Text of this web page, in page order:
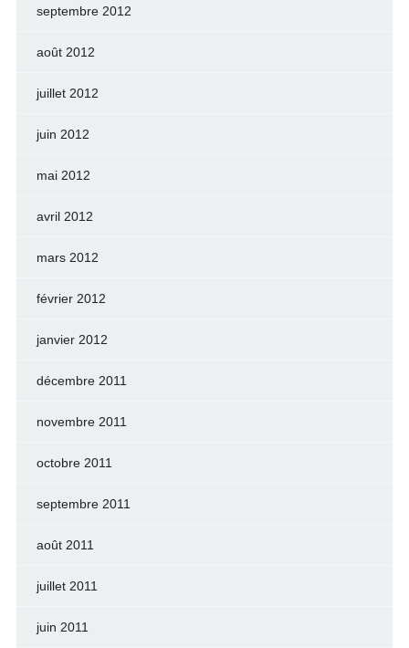
septembre 2012
août 2012
juillet 2012
juin 2012
mai 2012
avril 2012
mars 2012
février 2012
janvier 2012
décembre 2011
novembre 2011
octobre 2011
septembre 2011
août 2011
juillet 2011
juin 2011